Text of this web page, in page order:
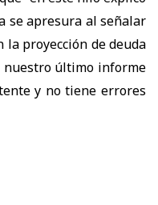
se apresura al señalar
proyección de deuda
nuestro último informe
y no tiene errores